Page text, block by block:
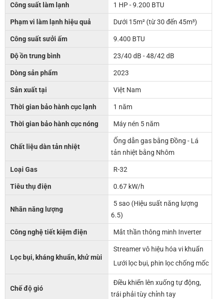
Công suất làm lạnh 1 HP - 9.200 BTU
Phạm vi làm lạnh hiệu quả Dưới 15m² (từ 30 đến 45m³)
Công suất sưởi ấm 9.400 BTU
Độ ồn trung bình 23/40 dB - 48/42 dB
Dòng sản phẩm 2023
Sản xuất tại Việt Nam
Thời gian bảo hành cục lạnh 1 năm
Thời gian bảo hành cục nóng Máy nén 5 năm
Chất liệu dàn tản nhiệt
Ống dẫn gas bằng Đồng - Lá
tản nhiệt bằng Nhôm
Loại Gas R-32
Tiêu thụ điện 0.67 kW/h
Nhãn năng lượng
5 sao (Hiệu suất năng lượng
6.5)
Công nghệ tiết kiệm điện Mắt thần thông minh Inverter
Lọc bụi, kháng khuẩn, khử mùi
Streamer vô hiệu hóa vi khuẩn
Lưới lọc bụi, phin lọc chống mốc
Chế độ gió
Điều khiển lên xuống tự động,
trái phải tùy chỉnh tay